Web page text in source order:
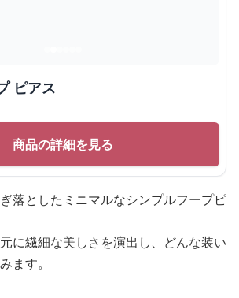
ピアス
商品の詳細を見る
落としたミニマルなシンプルフープピ
に繊細な美しさを演出し、どんな装い
ます。